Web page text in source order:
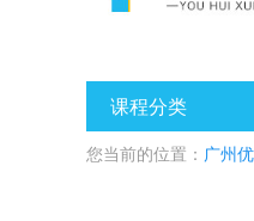
课程分类
您当前的位置： 广州